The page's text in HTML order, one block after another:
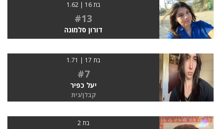
בת 16 | 1.62
#13
דורון סלמונה
בת 17 | 1.71
#7
יעל כפיר
קבלן/נית
בת 2